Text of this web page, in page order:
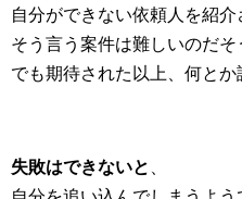
自分ができない依頼人を紹介
そう言う案件は難しいのだそ
でも期待された以上、何とか
失敗はできないと